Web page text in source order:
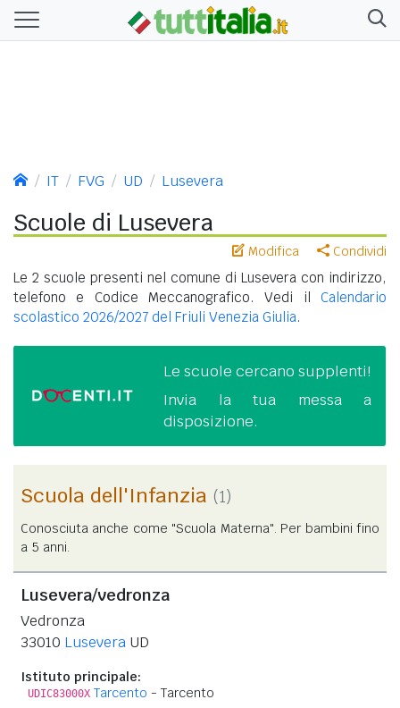
IT FVG UD Lusevera
Scuole di Lusevera
Modifica Condividi
Le 2 scuole presenti nel comune di Lusevera con indirizzo,
telefono e Codice Meccanografico. Vedi il Calendario
scolastico 2026/2027 del Friuli Venezia Giulia.
Le scuole cercano supplenti!
Invia la tua messa a
disposizione.
Scuola dell'Infanzia (1)
Conosciuta anche come "Scuola Materna". Per bambini fino
a 5 anni.
Lusevera/vedronza
Vedronza
33010 Lusevera UD
Istituto principale:
UDIC83000X Tarcento - Tarcento